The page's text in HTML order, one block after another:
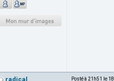
radical Posté à 21h51 le